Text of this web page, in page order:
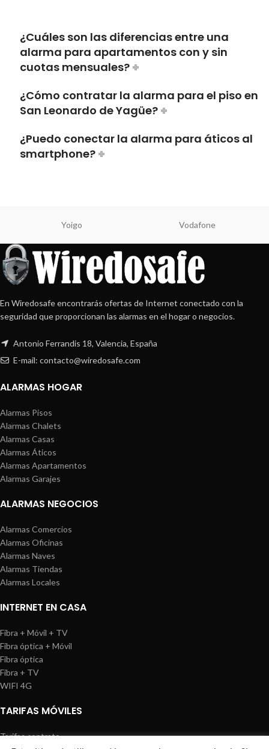
¿Cuáles son las diferencias entre una
alarma para apartamentos con y sin
cuotas mensuales?
¿Cómo contratar la alarma para el piso en
San Leonardo de Yagüe?
¿Puedo conectar la alarma para áticos al
smartphone?
Yoigo Vodafone
En Wiredosafe encontrarás ofertas de Internet conectado con la
seguridad que proporcionan las alarmas en el hogar o negocios.
Antonio Ferrandis 18, Valencia, España
E-mail: contacto@wiredosafe.com
ALARMAS HOGAR
Alarmas Pisos
Alarmas Chalets
Alarmas Casas
Alarmas Áticos
Alarmas Apartamentos
Alarmas Garajes
ALARMAS NEGOCIOS
Alarmas Comercios
Alarmas Oficinas
Alarmas Naves
Alarmas Tiendas
Alarmas Locales
INTERNET EN CASA
Fibra + Móvil + TV
Fibra óptica + Móvil
Fibra óptica
Fibra + TV
WIFI 4G
TARIFAS MÓVILES
Tarifas contrato